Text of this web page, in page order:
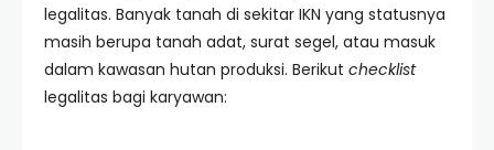
legalitas. Banyak tanah di sekitar IKN yang statusnya
masih berupa tanah adat, surat segel, atau masuk
dalam kawasan hutan produksi. Berikut checklist
legalitas bagi karyawan: